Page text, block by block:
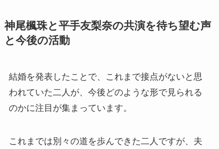
神尾楓珠と平手友梨奈の共演を待ち望む声
と今後の活動
結婚を発表したことで、これまで接点がないと思
われていた二人が、今後どのような形で見られる
のかに注目が集まっています。
これまでは別々の道を歩んできた二人ですが、夫